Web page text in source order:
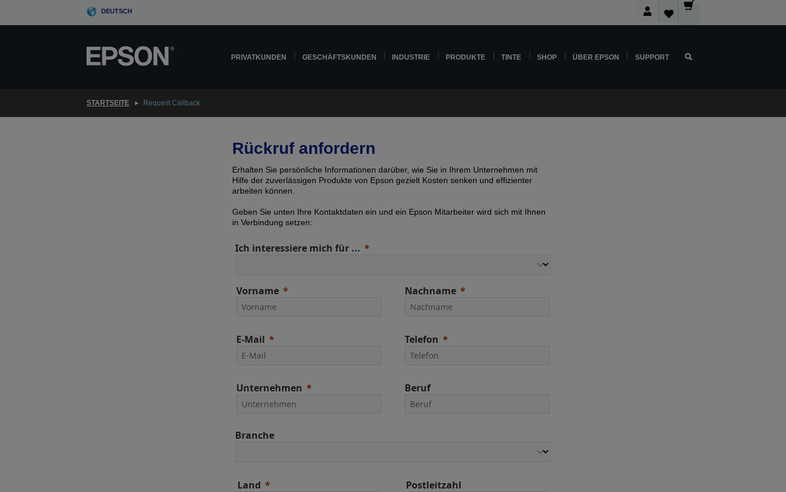
DEUTSCH
PRIVATKUNDEN GESCHÄFTSKUNDEN INDUSTRIE PRODUKTE TINTE SHOP ÜBER EPSON SUPPORT
STARTSEITE Request Callback
Rückruf anfordern
Erhalten Sie persönliche Informationen darüber, wie Sie in Ihrem Unternehmen mit
Hilfe der zuverlässigen Produkte von Epson gezielt Kosten senken und effizienter
arbeiten können.
Geben Sie unten Ihre Kontaktdaten ein und ein Epson Mitarbeiter wird sich mit Ihnen
in Verbindung setzen:
Ich interessiere mich für ...
Vorname Nachname
E-Mail Telefon
Unternehmen Beruf
Branche
Land Postleitzahl